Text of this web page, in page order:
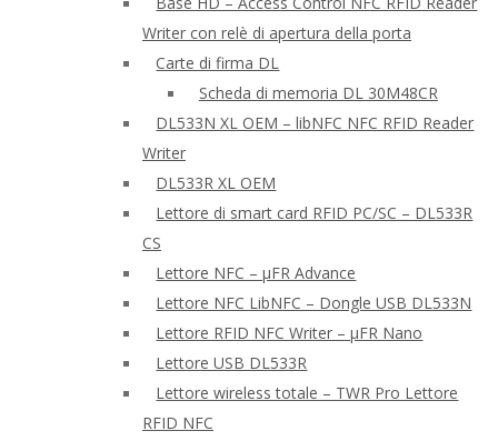
Writer con relè di apertura della porta
Carte di firma DL
Scheda di memoria DL 30M48CR
DL533N XL OEM – libNFC NFC RFID Reader
Writer
DL533R XL OEM
Lettore di smart card RFID PC/SC – DL533R
CS
Lettore NFC – μFR Advance
Lettore NFC LibNFC – Dongle USB DL533N
Lettore RFID NFC Writer – μFR Nano
Lettore USB DL533R
Lettore wireless totale – TWR Pro Lettore
RFID NFC